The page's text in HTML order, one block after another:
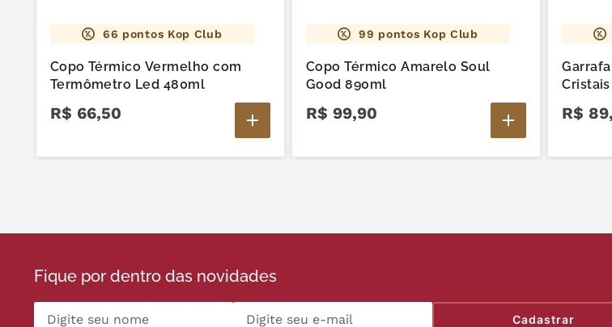
66 pontos Kop Club
Copo Térmico Vermelho com
Termômetro Led 480ml
R$ 66,50
99 pontos Kop Club
Copo Térmico Amarelo Soul
Good 890ml
R$ 99,90 R$ 89
Fique por dentro das novidades
Cadastrar